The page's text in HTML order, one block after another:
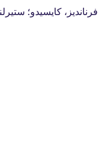
فرنانديز، كايسيدو؛